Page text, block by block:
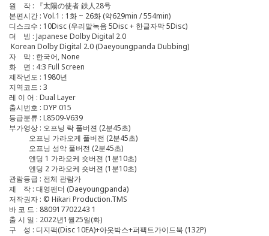
원 작 : 『太陽の使者 鉄人28号
본편시간 : Vol.1 : 1화 ~ 26화 (약629min / 554min)
디스크수 : 10Disc (우리말녹음 5Disc + 한글자막 5Disc)
더 빙 : Japanese Dolby Digital 2.0
Korean Dolby Digital 2.0 (Daeyoungpanda Dubbing)
자 막 : 한국어, None
화 면 : 4:3 Full Screen
제작년도 : 1980년
지역코드 : 3
레 이 어 : Dual Layer
출시번호 : DYP 015
등급분류 : L8509-V639
부가영상 : 오프닝 락 풀버젼 (2분45초)
오프닝 가라오케 풀버전 (2분45초)
오프닝 성악 풀버전 (2분45초)
엔딩 1 가라오케 숏버젼 (1분10초)
엔딩 2 가라오케 숏버젼 (1분10초)
관람등급 : 전체 관람가
제 작 : 대영팬더 (Daeyoungpanda)
저작권자 : © Hikari Production.TMS
바 코 드 : 880917702243 1
출 시 일 : 2022년1월25일(화)
구 성 : 디지팩(Disc 10EA)+아웃박스+퍼팩트가이드북 (132P)